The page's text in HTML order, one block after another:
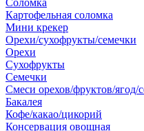
Соломка
Картофельная соломка
Мини крекер
Орехи/сухофрукты/семечки
Орехи
Сухофрукты
Семечки
Смеси орехов/фруктов/ягод/
Бакалея
Кофе/какао/цикорий
Консервация овощная